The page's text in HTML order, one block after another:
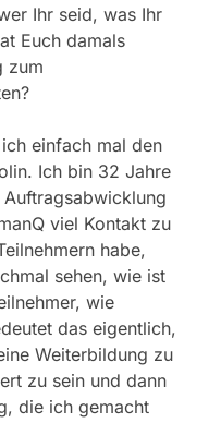
Ihr seid, was Ihr
Euch damals
zum
einfach mal den
Ich bin 32 Jahre
viel Kontakt zu
habe,
sehen, wie ist
wie
das eigentlich,
Weiterbildung zu
zu sein und dann
die ich gemacht